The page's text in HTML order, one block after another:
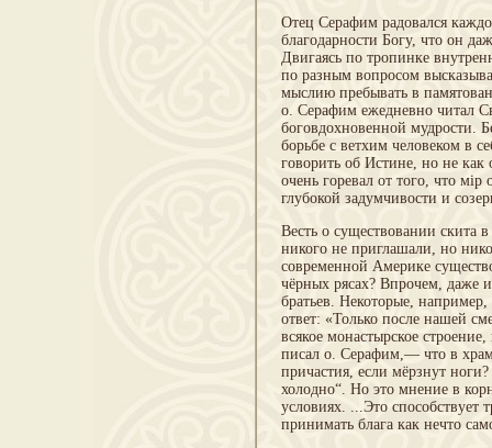
Отец Серафим радовался
благодарности Богу, что он
Двигаясь по тропинке
по разным вопросом
мыслию пребывать в
о. Серафим ежедневно читал
боговдохновенной мудрости.
борьбе с ветхим человеком в
говорить об Истине, но не
очень горевал от того, что
глубокой задумчивости и
Весть о существовании
никого не приглашали, но
современной Америке
чёрных рясах? Впрочем, даже
братьев. Некоторые,
ответ: «Только после нашей
всякое монастырское
писал о. Серафим,— что в
причастия, если мёрзнут
холодно“. Но это мнение в
условиях. ...Это
принимать блага как нечто